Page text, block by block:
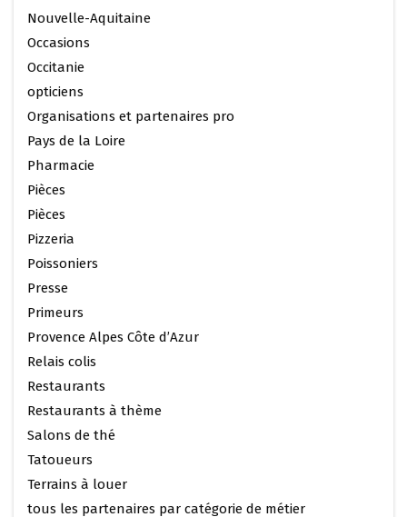
Nouvelle-Aquitaine
Occasions
Occitanie
opticiens
Organisations et partenaires pro
Pays de la Loire
Pharmacie
Pièces
Pièces
Pizzeria
Poissoniers
Presse
Primeurs
Provence Alpes Côte d’Azur
Relais colis
Restaurants
Restaurants à thème
Salons de thé
Tatoueurs
Terrains à louer
tous les partenaires par catégorie de métier